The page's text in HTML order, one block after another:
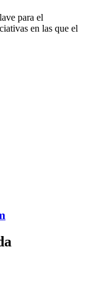
para el
en las que el